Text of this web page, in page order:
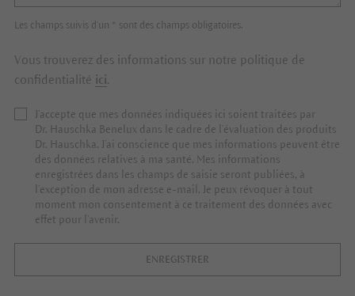
Les champs suivis d'un * sont des champs obligatoires.
Vous trouverez des informations sur notre politique de
confidentialité ici.
J’accepte que mes données indiquées ici soient traitées par
Dr. Hauschka Benelux dans le cadre de l’évaluation des produits
Dr. Hauschka. J’ai conscience que mes informations peuvent être
des données relatives à ma santé. Mes informations
enregistrées dans les champs de saisie seront publiées, à
l’exception de mon adresse e-mail. Je peux révoquer à tout
moment mon consentement à ce traitement des données avec
effet pour l’avenir.
ENREGISTRER